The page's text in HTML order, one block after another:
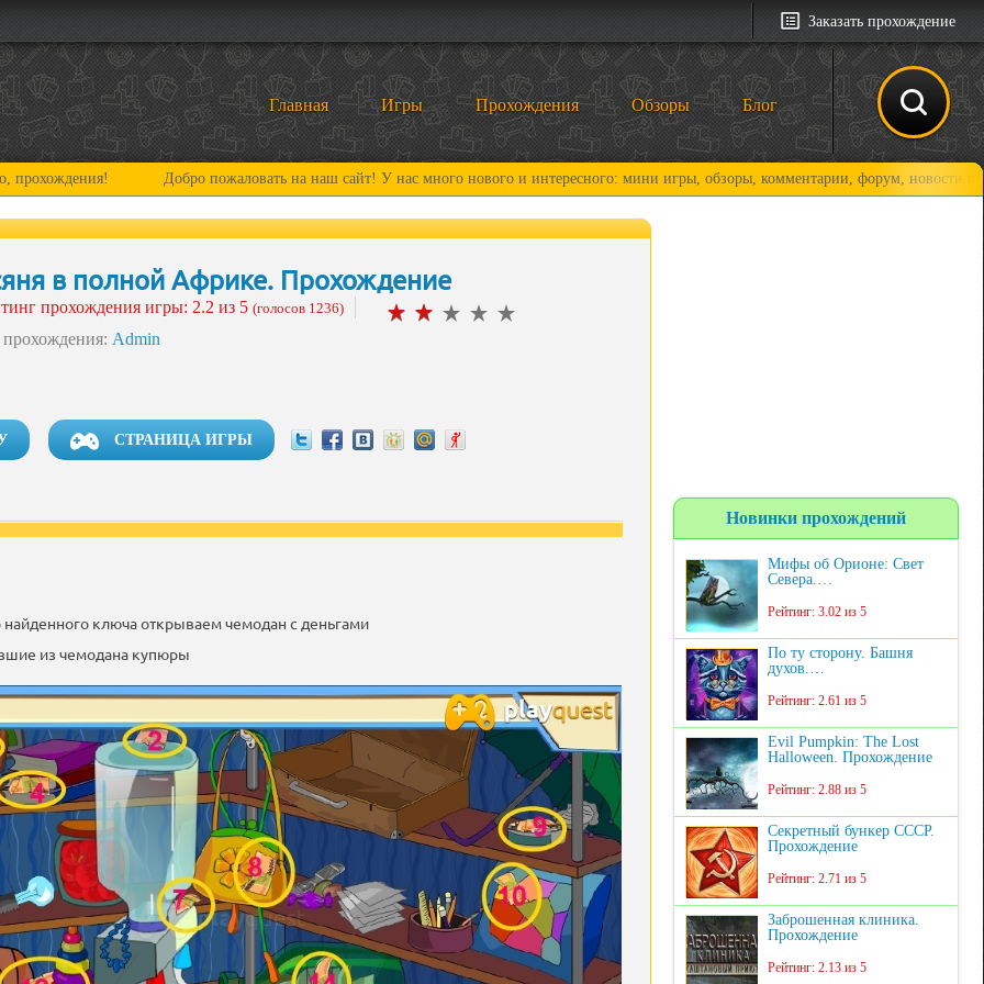
Заказать прохождение
Главная Игры Прохождения Обзоры Блог
Добро пожаловать на наш сайт! У нас много нового и интересного: мини игры, обзоры, комментарии, форум, новости и, конечно,
в полной Африке. Прохождение
прохождения игры: 2.2 из 5 (голосов 1236)
Admin
CТРАНИЦА ИГРЫ
ключа открываем чемодан с деньгами
из чемодана купюры
Новинки прохождений
Мифы об Орионе: Свет
Севера.…
Рейтинг: 3.02 из 5
По ту сторону. Башня
духов.…
Рейтинг: 2.61 из 5
Evil Pumpkin: The Lost
Halloween. Прохождение
Рейтинг: 2.88 из 5
Секретный бункер СССР.
Прохождение
Рейтинг: 2.71 из 5
Заброшенная клиника.
Прохождение
Рейтинг: 2.13 из 5